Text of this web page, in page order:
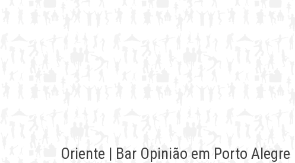
Oriente | Bar Opinião em Porto Alegre